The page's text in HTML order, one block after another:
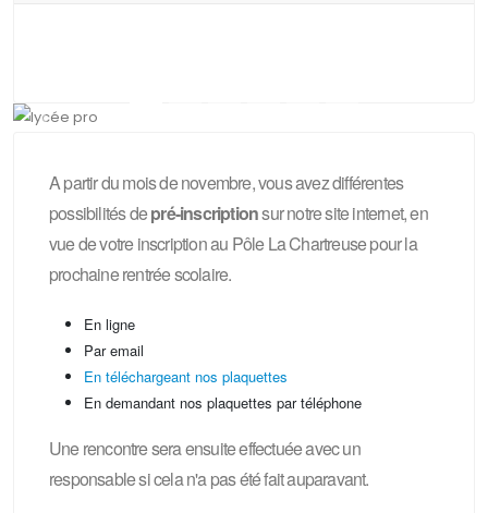
Précedent
A partir du mois de novembre, vous avez différentes
possibilités depré-inscriptionsur notre site internet, en
vue de votre inscription au Pôle La Chartreuse pour la
prochaine rentrée scolaire.
En ligne
Par email
En téléchargeant nos plaquettes
En demandant nos plaquettes par téléphone
Une rencontre sera ensuite effectuée avec un
responsable si cela n'a pas été fait auparavant.